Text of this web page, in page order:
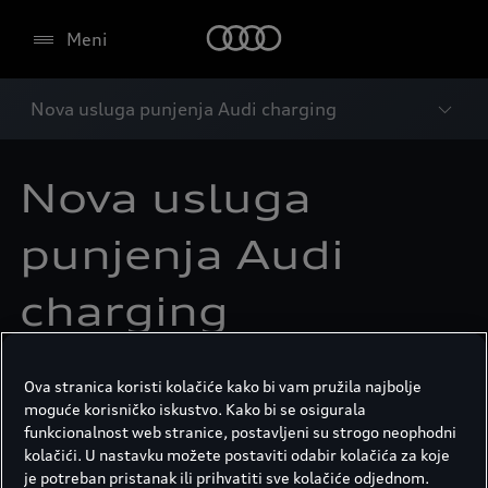
Meni
Nova usluga punjenja Audi charging
Nova usluga
punjenja Audi
charging
›
1. siječnja 2023. uvodi se usluga punjenja Audi
charging
›
Jednostavan pristup europskoj mrežipunionica
Ova stranica koristi kolačiće kako bi vam pružila najbolje
moguće korisničko iskustvo. Kako bi se osigurala
funkcionalnost web stranice, postavljeni su strogo neophodni
kolačići. U nastavku možete postaviti odabir kolačića za koje
je potreban pristanak ili prihvatiti sve kolačiće odjednom.